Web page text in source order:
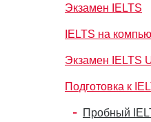
Экзамен IELTS
IELTS на
Экзамен IELTS
Подготовка к
Пробный